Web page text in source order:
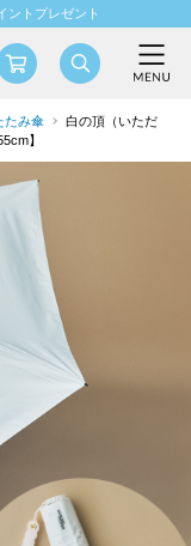
ントプレゼント
たみ傘
白の頂（いただ
】